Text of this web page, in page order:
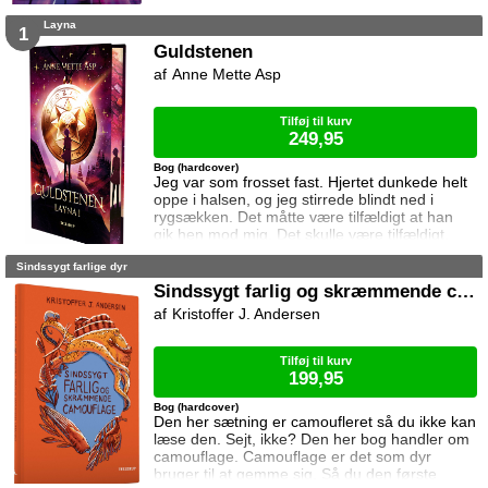
du vil hellere spille computer, men den her bog
spille computer. Du ville se computer ... på
YouTuber med i bogen. Niki Topgaard. Om jeg
1 Layna
Guldstenen
Jeg var som frosset fast. Hjertet dunkede helt
oppe i halsen, og jeg stirrede blindt ned i
rygsækken. Det måtte være tilfældigt at han
gik hen mod mig. Det skulle være tilfældigt.
Ellers … Trettenårige Layna elsker sin frihed.
hun elsker tanken om at følge den snoede
landevej ud i verden. Men Laynas frihed er i
fare da en fremmed dukker op på hendes
Bog (hardcover)
Anne Mette Asp
Tilføj til kurv
249,95
Sindssygt farlige dyr
Sindssygt farlig og skræmmende camouflage
Den her sætning er camoufleret så du ikke kan
læse den. Sejt, ikke? Den her bog handler om
camouflage. Camouflage er det som dyr
bruger til at gemme sig. Så du den første
Bog (hardcover)
Kristoffer J. Andersen
Tilføj til kurv
199,95